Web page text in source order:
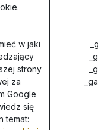
w jaki
strony
za
Google
się
temat: